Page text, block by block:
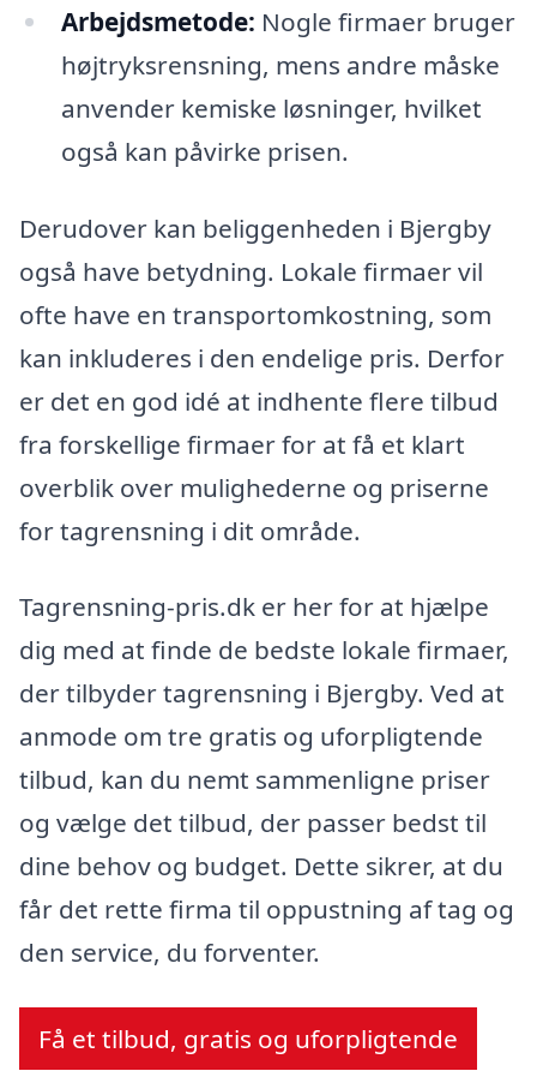
Arbejdsmetode: Nogle firmaer bruger
højtryksrensning, mens andre måske
anvender kemiske løsninger, hvilket
også kan påvirke prisen.
Derudover kan beliggenheden i Bjergby
også have betydning. Lokale firmaer vil
ofte have en transportomkostning, som
kan inkluderes i den endelige pris. Derfor
er det en god idé at indhente flere tilbud
fra forskellige firmaer for at få et klart
overblik over mulighederne og priserne
for tagrensning i dit område.
Tagrensning-pris.dk er her for at hjælpe
dig med at finde de bedste lokale firmaer,
der tilbyder tagrensning i Bjergby. Ved at
anmode om tre gratis og uforpligtende
tilbud, kan du nemt sammenligne priser
og vælge det tilbud, der passer bedst til
dine behov og budget. Dette sikrer, at du
får det rette firma til oppustning af tag og
den service, du forventer.
Få et tilbud, gratis og uforpligtende